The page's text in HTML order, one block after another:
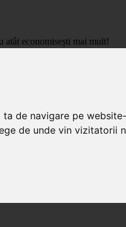
de navigare pe
de unde vin vizitatorii
atât economisești mai mult!